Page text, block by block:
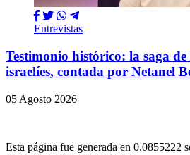
Entrevistas
Testimonio histórico: la saga de
israelíes, contada por Netanel
05 Agosto 2026
Esta página fue generada en 0.0855222